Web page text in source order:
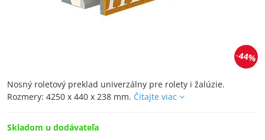
44%
Nosný roletový preklad univerzálny pre rolety i žalúzie.
Rozmery: 4250 x 440 x 238 mm. Čítajte viac
Skladom u dodávateľa